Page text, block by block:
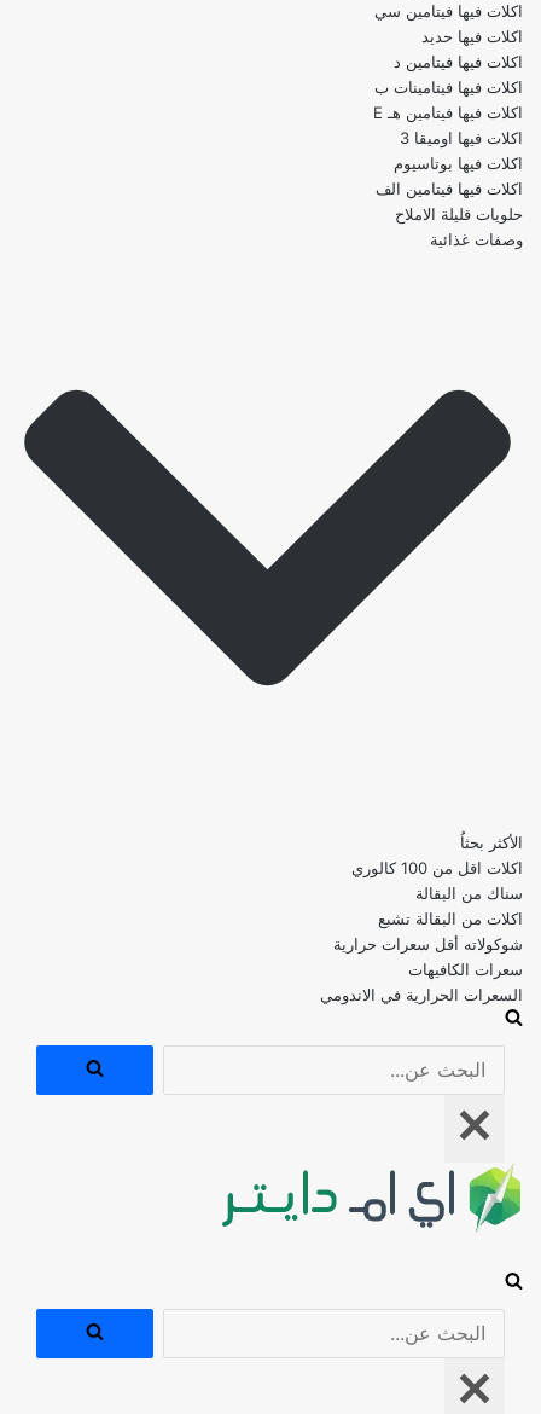
اكلات فيها فيتامين سي
اكلات فيها حديد
اكلات فيها فيتامين د
اكلات فيها فيتامينات ب
اكلات فيها فيتامين هـ E
اكلات فيها اوميقا 3
اكلات فيها بوتاسيوم
اكلات فيها فيتامين الف
حلويات قليلة الاملاح
وصفات غذائية
الأكثر بحثاُ
اكلات اقل من 100 كالوري
اكلات من البقالة تشبع
شوكولاته أقل سعرات حرارية
سعرات الكافيهات
السعرات الحرارية في الاندومي
قائمة